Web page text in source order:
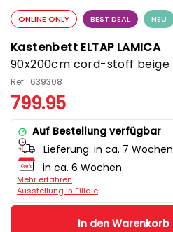
ONLINE ONLY BEST DEAL NEU
Kastenbett ELTAP LAMICA
90x200cm cord-stoff beige
Ref.: 639308
799.95
Auf Bestellung verfügbar
Lieferung: in ca. 7 Wochen
in ca. 6 Wochen
Mehr erfahren
Ausstellung in Filiale
In den Warenkorb